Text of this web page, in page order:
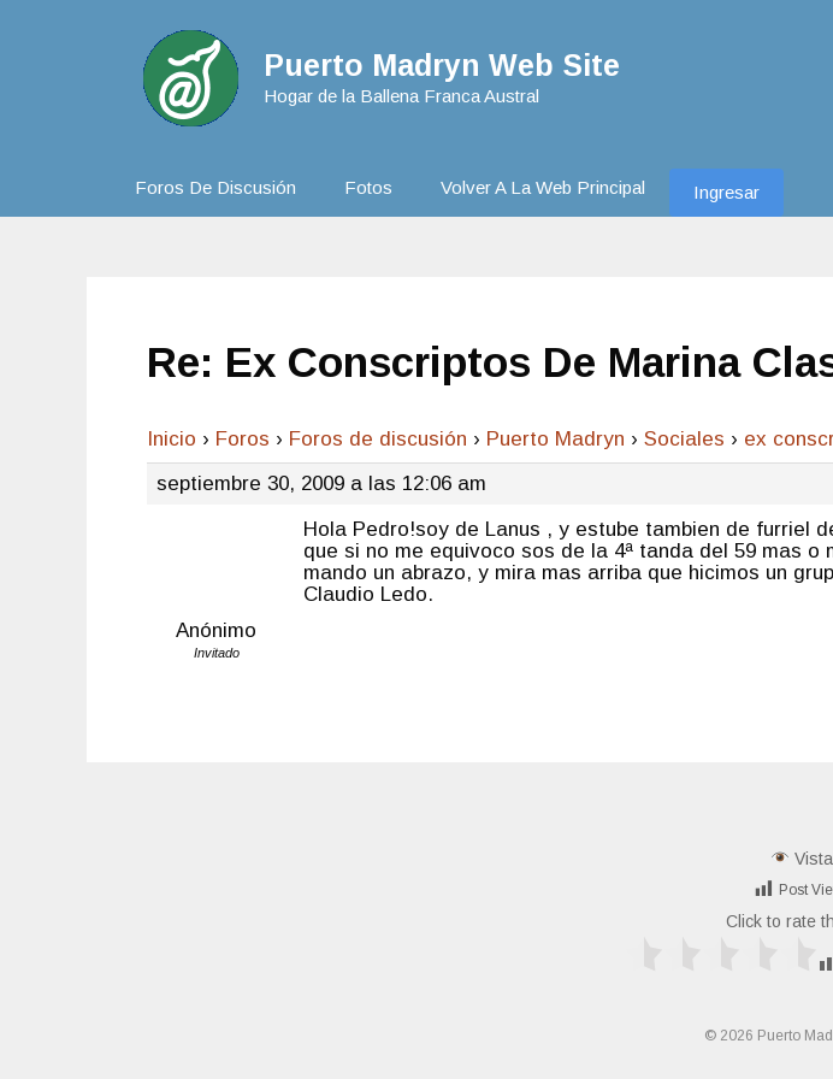
Puerto Madryn Web Site
Hogar de la Ballena Franca Austral
Foros De Discusión Fotos Volver A La Web Principal Ingresar
Re: Ex Conscriptos De Marina
Inicio › Foros › Foros de discusión › Puerto Madryn › Sociales › ex
septiembre 30, 2009 a las 12:06 am
Anónimo
Invitado
Hola Pedro!soy de Lanus , y estube tambien de furriel
que si no me equivoco sos de la 4ª tanda del 59 mas
mando un abrazo, y mira mas arriba que hicimos un
Claudio Ledo.
Post
Click to rate
© 2026 Puerto